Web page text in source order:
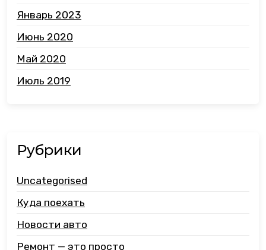
Январь 2023
Июнь 2020
Май 2020
Июль 2019
Рубрики
Uncategorised
Куда поехать
Новости авто
Ремонт — это просто